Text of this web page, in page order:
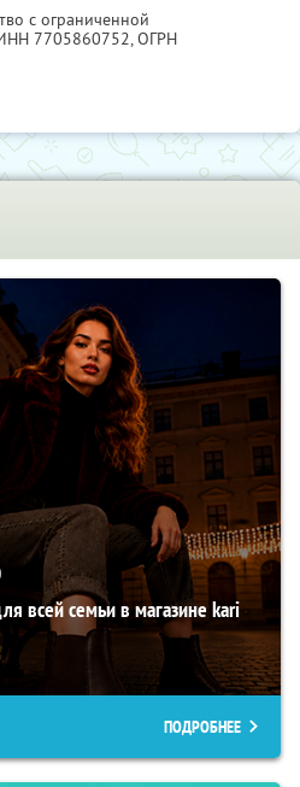
с ограниченной
7705860752, ОГРН
всей семьи в магазине kari
ПОДРОБНЕЕ